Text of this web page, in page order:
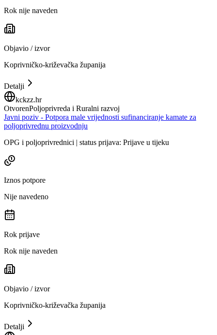
Rok nije naveden
Objavio / izvor
Koprivničko-križevačka županija
Detalji
kckzz.hr
OtvorenPoljoprivreda i Ruralni razvoj
Javni poziv - Potpora male vrijednosti sufinanciranje kamate za
poljoprivrednu proizvodnju
OPG i poljoprivrednici | status prijava: Prijave u tijeku
Iznos potpore
Nije navedeno
Rok prijave
Rok nije naveden
Objavio / izvor
Koprivničko-križevačka županija
Detalji